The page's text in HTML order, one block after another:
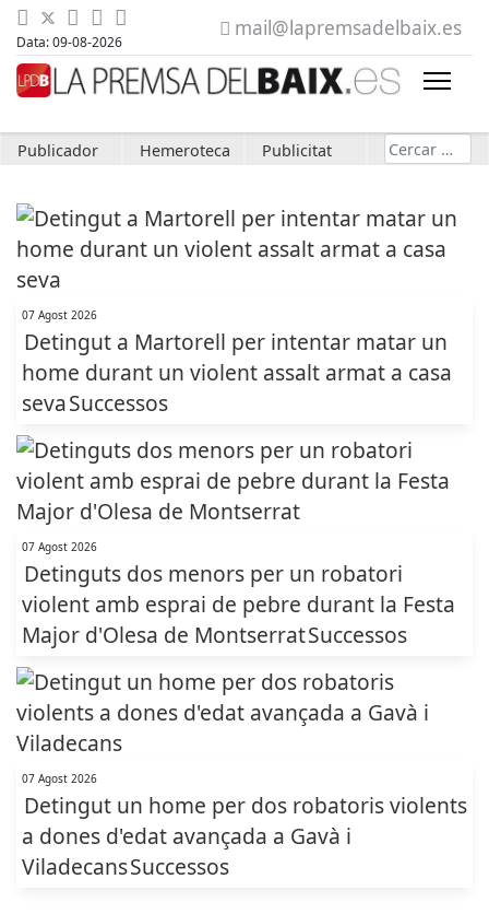
Data: 09-08-2026
mail@lapremsadelbaix.es
Publicador Hemeroteca Publicitat Cerca
07 Agost 2026
Detingut a Martorell per intentar matar un
home durant un violent assalt armat a casa
sevaSuccessos
07 Agost 2026
Detinguts dos menors per un robatori
violent amb esprai de pebre durant la Festa
Major d'Olesa de MontserratSuccessos
07 Agost 2026
Detingut un home per dos robatoris violents
a dones d'edat avançada a Gavà i
ViladecansSuccessos